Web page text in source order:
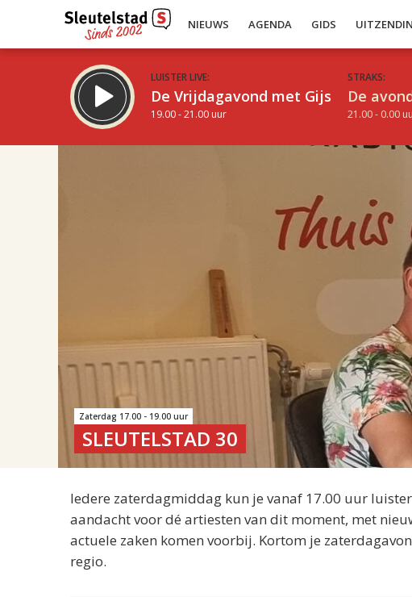
NIEUWS AGENDA GIDS
LUISTER LIVE:
De Vrijdagavond met Gijs
19.00 - 21.00 uur
STRAKS:
De
21.00 - 0.00
Zaterdag 17.00 - 19.00 uur
SLEUTELSTAD 30
Iedere zaterdagmiddag kun je vanaf 17.00 uur
aandacht voor dé artiesten van dit moment, met
actuele zaken komen voorbij. Kortom je
regio.